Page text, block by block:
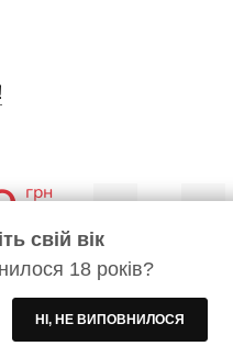
грн
− +
свій вік
18 років?
НІ, НЕ ВИПОВНИЛОСЯ